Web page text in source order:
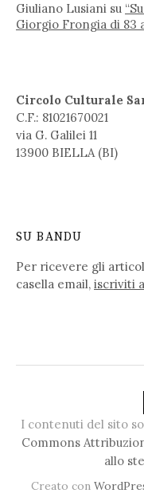
Giuliano Lusiani su
Giorgio Frongia di 83
Circolo Culturale
C.F.: 81021670021
via G. Galilei 11
13900 BIELLA (BI)
SU BANDU
Per ricevere gli
casella email, iscriviti
I contenuti del sito
Commons
allo
Creato con